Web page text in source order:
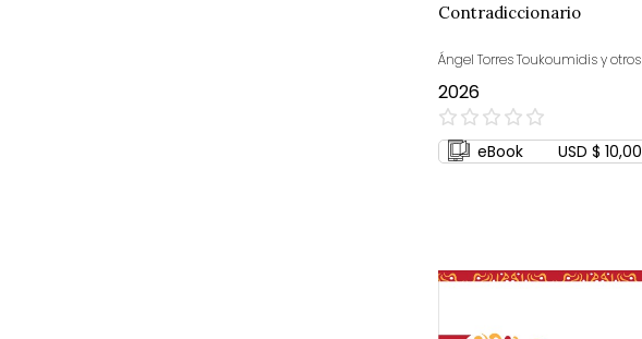
Contradiccionario
Ángel Torres Toukoumidis y otros
2026
0%
eBook USD $ 10,00